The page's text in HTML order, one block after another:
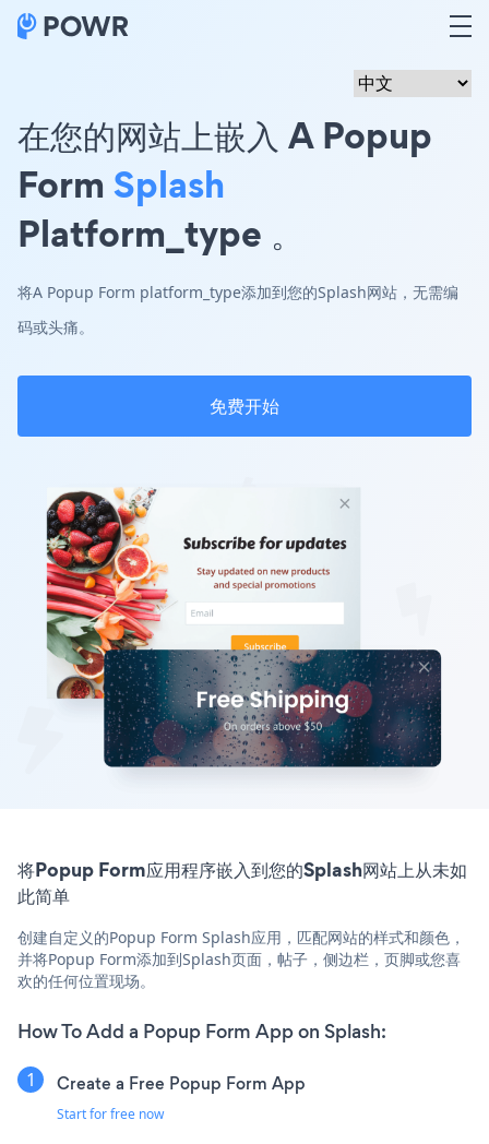
在您的网站上嵌入 A Popup
Form Splash
Platform_type 。
将A Popup Form platform_type添加到您的Splash网站，无需编
码或头痛。
免费开始
将Popup Form应用程序嵌入到您的Splash网站上从未如
此简单
创建自定义的Popup Form Splash应用，匹配网站的样式和颜色，
并将Popup Form添加到Splash页面，帖子，侧边栏，页脚或您喜
欢的任何位置现场。
How To Add a Popup Form App on Splash:
Create a Free Popup Form App
Start for free now